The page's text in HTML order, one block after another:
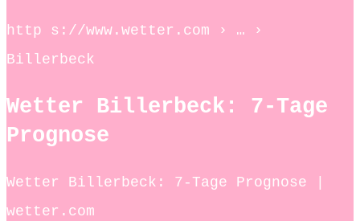
http s://www.wetter.com › … ›
Billerbeck
Wetter Billerbeck: 7-Tage
Prognose
Wetter Billerbeck: 7-Tage Prognose |
wetter.com